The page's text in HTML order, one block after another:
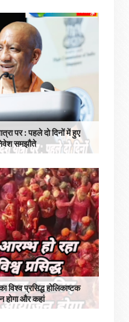
पर : पहले दो दिनों में हुए
समझौते
विश्व प्रसिद्ध होलिकाष्टक
होगा और कहां